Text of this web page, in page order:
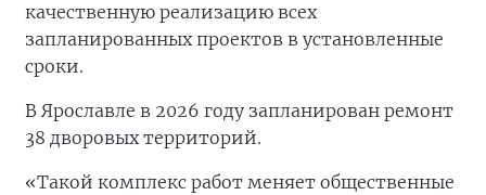
качественную реализацию всех
запланированных проектов в установленные
сроки.
В Ярославле в 2026 году запланирован ремонт
38 дворовых территорий.
«Такой комплекс работ меняет общественные